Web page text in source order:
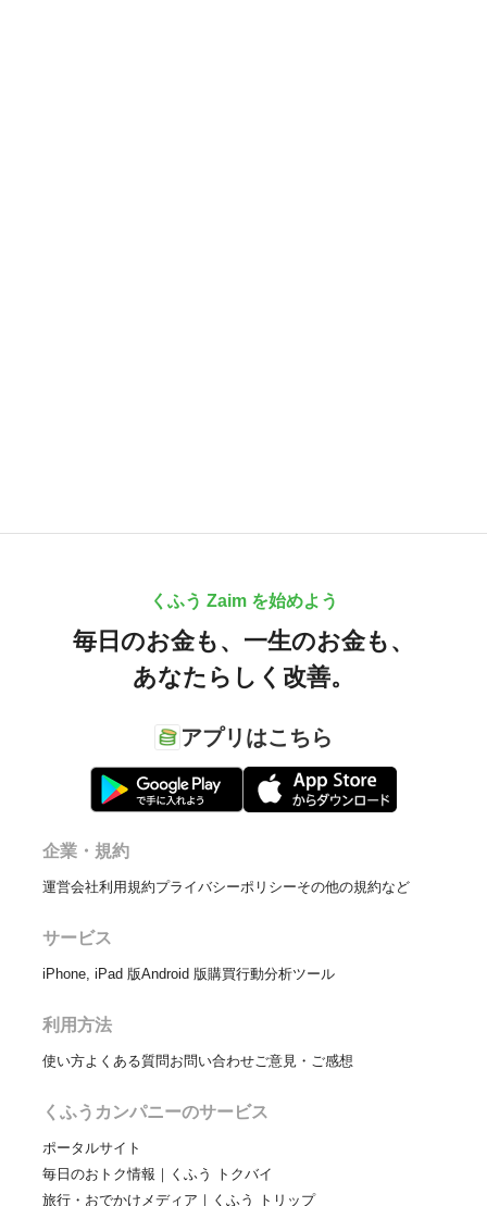
くふう Zaim を始めよう
毎日のお金も、 一生のお金も、
あなたらしく改善。
アプリはこちら
企業・規約
運営会社利用規約プライバシーポリシーその他の規約など
サービス
iPhone, iPad 版Android 版購買行動分析ツール
利用方法
使い方よくある質問お問い合わせご意見・ご感想
くふうカンパニーのサービス
ポータルサイト
毎日のおトク情報｜くふう トクバイ
旅行・おでかけメディア｜くふう トリップ